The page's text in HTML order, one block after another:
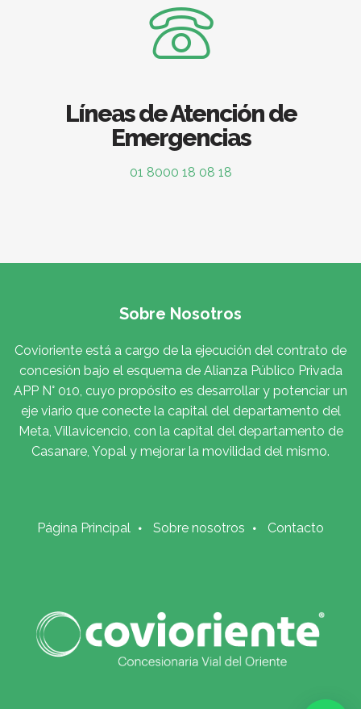
Líneas de Atención de
Emergencias
01 8000 18 08 18
Sobre Nosotros
Covioriente está a cargo de la ejecución del contrato de
concesión bajo el esquema de Alianza Público Privada
APP N° 010, cuyo propósito es desarrollar y potenciar un
eje viario que conecte la capital del departamento del
Meta, Villavicencio, con la capital del departamento de
Casanare, Yopal y mejorar la movilidad del mismo.
Página Principal Sobre nosotros Contacto